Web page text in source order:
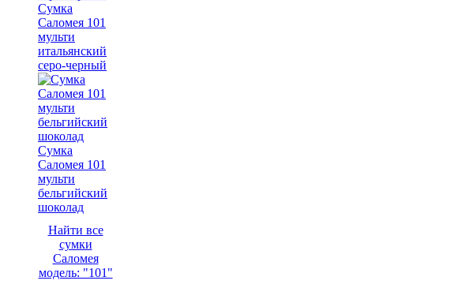
Сумка
Саломея 101
мульти
итальянский
серо-черный
Сумка
Саломея 101
мульти
бельгийский
шоколад
Найти все
сумки
Саломея
модель: "101"